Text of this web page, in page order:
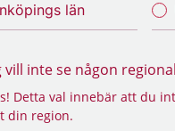
län
vill inte se någon
Detta val innebär att du
din region.